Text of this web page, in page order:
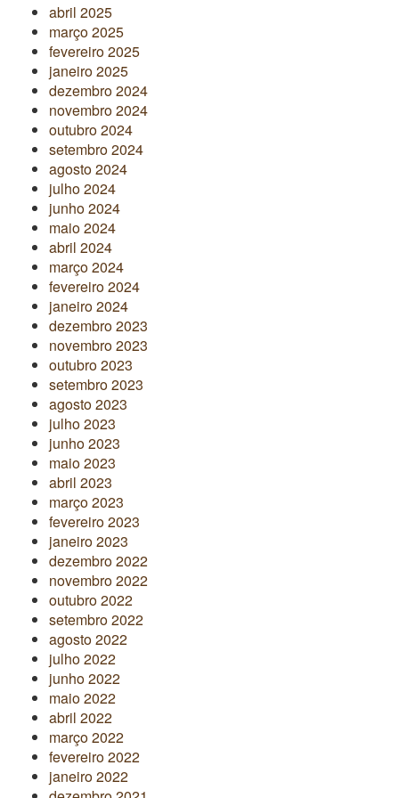
abril 2025
março 2025
fevereiro 2025
janeiro 2025
dezembro 2024
novembro 2024
outubro 2024
setembro 2024
agosto 2024
julho 2024
junho 2024
maio 2024
abril 2024
março 2024
fevereiro 2024
janeiro 2024
dezembro 2023
novembro 2023
outubro 2023
setembro 2023
agosto 2023
julho 2023
junho 2023
maio 2023
abril 2023
março 2023
fevereiro 2023
janeiro 2023
dezembro 2022
novembro 2022
outubro 2022
setembro 2022
agosto 2022
julho 2022
junho 2022
maio 2022
abril 2022
março 2022
fevereiro 2022
janeiro 2022